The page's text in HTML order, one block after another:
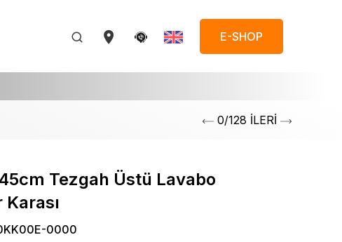
E-SHOP
0/128 İLERİ
Tezgah Üstü Lavabo
0000